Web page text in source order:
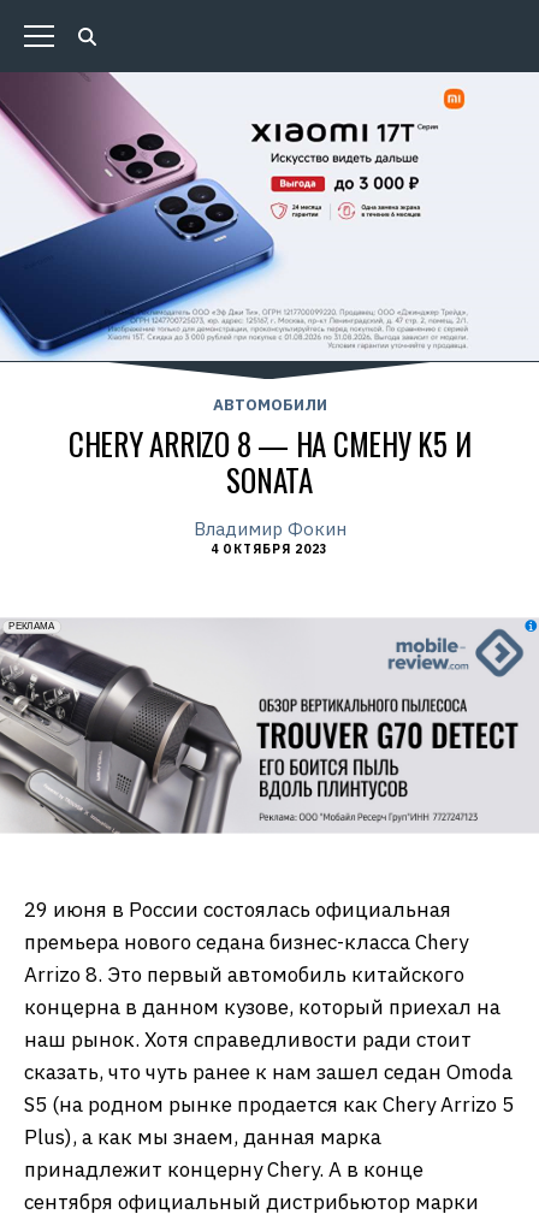
АВТОМОБИЛИ
CHERY ARRIZO 8 — НА СМЕНУ K5 И
SONATA
Владимир Фокин
4 ОКТЯБРЯ 2023
erid: 2VfnxxmNzs5
РЕКЛАМА
29 июня в России состоялась официальная
премьера нового седана бизнес-класса Chery
Arrizo 8. Это первый автомобиль китайского
концерна в данном кузове, который приехал на
наш рынок. Хотя справедливости ради стоит
сказать, что чуть ранее к нам зашел седан Omoda
S5 (на родном рынке продается как Chery Arrizo 5
Plus), а как мы знаем, данная марка
принадлежит концерну Chery. А в конце
сентября официальный дистрибьютор марки